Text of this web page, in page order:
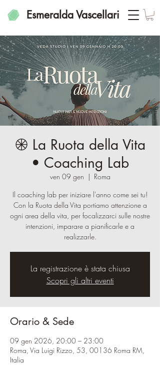
Esmeralda Vascellari
𖥞 La Ruota della Vita
• Coaching Lab
ven 09 gen
  |
Roma
Il coaching lab per iniziare l'anno come sei tu!
Con la Ruota della Vita portiamo attenzione a
ogni area della vita, per focalizzarci sulle nostre
intenzioni, imparare a pianificarle e a
realizzarle.
La registrazione è stata chiusa
Scopri gli altri eventi
Orario & Sede
09 gen 2026, 20:00 – 23:00
Roma, Via Luigi Rizzo, 53, 00136 Roma RM,
Italia